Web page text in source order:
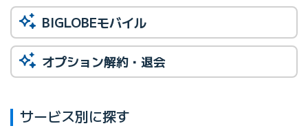
BIGLOBEモバイル
オプション解約・退会
サービス別に探す